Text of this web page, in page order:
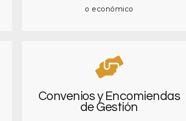
o económico
Convenios y Encomiendas
de Gestión